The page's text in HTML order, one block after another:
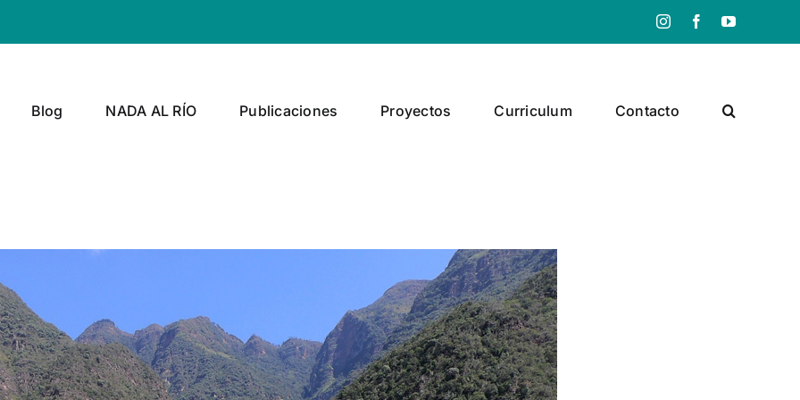
InstagramFacebookYouTube
Blog NADA AL RÍO Publicaciones Proyectos Curriculum Contacto